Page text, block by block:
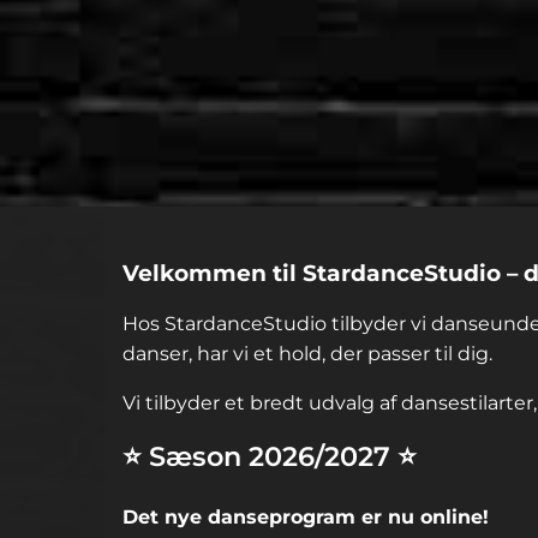
Velkommen til StardanceStudio –
Hos StardanceStudio tilbyder vi
danser, har vi et hold, der passer til dig.
Vi tilbyder et bredt udvalg af
⭐ Sæson 2026/2027 ⭐
Det nye danseprogram er nu online!